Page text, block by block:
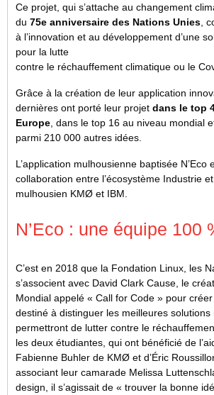
Ce projet, qui s’attache au changement
du 75e anniversaire des Nations Unies ,
à l’innovation et au développement d’une
pour la lutte
contre le réchauffement climatique ou le
Grâce à la création de leur application
dernières ont porté leur projet dans le top
Europe , dans le top 16 au niveau mondial
parmi 210 000 autres idées.
L’application mulhousienne baptisée N’Eco
collaboration entre l’écosystème Industrie
mulhousien KMØ et IBM.
N’Eco : une équipe 100
C’est en 2018 que la Fondation Linux, les
s’associent avec David Clark Cause, le
Mondial appelé « Call for Code » pour
destiné à distinguer les meilleures
permettront de lutter contre le
les deux étudiantes, qui ont bénéficié de
Fabienne Buhler de KMØ et d’Éric
associant leur camarade Melissa
design, il s’agissait de « trouver la bonne